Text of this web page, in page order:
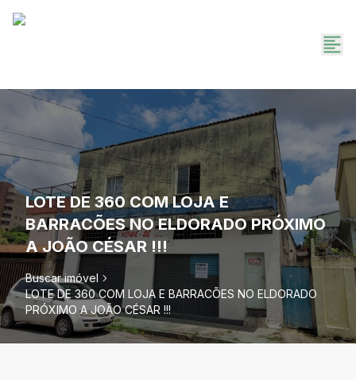
LOTE DE 360 COM LOJA E
BARRACÕES NO ELDORADO PRÓXIMO
A JOÃO CÉSAR !!!
Buscar imóvel
LOTE DE 360 COM LOJA E BARRACÕES NO ELDORADO
PRÓXIMO A JOÃO CÉSAR !!!